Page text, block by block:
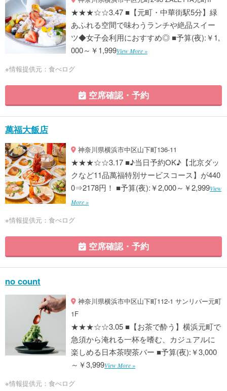
★★★☆☆3.47 ■【元町・中華街駅5分】緑
あふれる空間で味わうランチや絶品スイー
ツ◆女子会利用におすすめ◎ ■予算(夜):￥1,
000～￥1,999View More »
※情報提供元：食べログ
空席確認・予約
萬福大飯店
神奈川県横浜市中区山下町136-11
★★★☆☆3.17 ■♪当日予約OK♪【北京ダッ
クなど11品萬福特別サービスコース】が440
0⇒2178円！ ■予算(夜):￥2,000～￥2,999View
More »
※情報提供元：食べログ
空席確認・予約
no count
神奈川県横浜市中区山下町112-1 サンリバー元町
1F
★★★☆☆3.05 ■【お茶で酔う】横浜元町で
急須から淹れる一杯を嗜む、カジュアルに
楽しめる日本茶喫茶バー ■予算(夜):￥3,000
～￥3,999View More »
※情報提供元：食べログ